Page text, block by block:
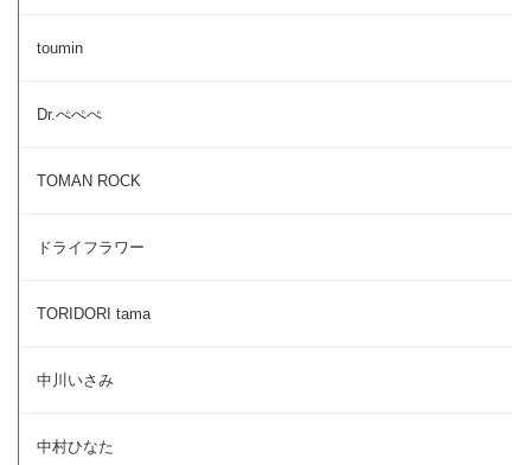
toumin
Dr.ぺぺぺ
TOMAN ROCK
ドライフラワー
TORIDORI tama
中川いさみ
中村ひなた